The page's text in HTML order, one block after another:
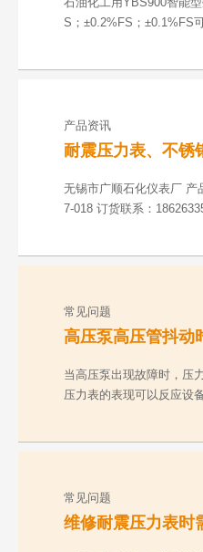
S；±0.2%FS；±0.1%FS
产品资讯
耐震压力表、不锈
压力表产品实拍介
无锡市广顺石化仪表厂 产
7-018 订货联系：
常见问题
高压泵高压管抖动
当高压泵出现故障时，压
压力表的表现可以反应设备是否
常见问题
维修耐震压力表时